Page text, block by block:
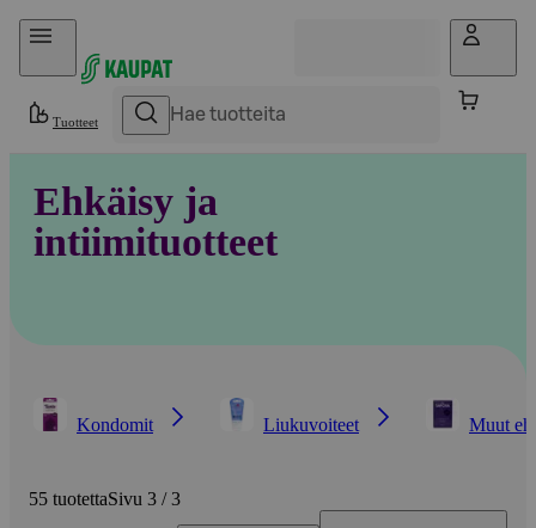
Hyppää sisältöön
Tuotteet
Ehkäisy ja
intiimituotteet
Kondomit Liukuvoiteet Muut
55 tuotettaSivu 3 / 3